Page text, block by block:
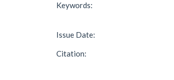
Keywords:
Issue Date:
Citation: